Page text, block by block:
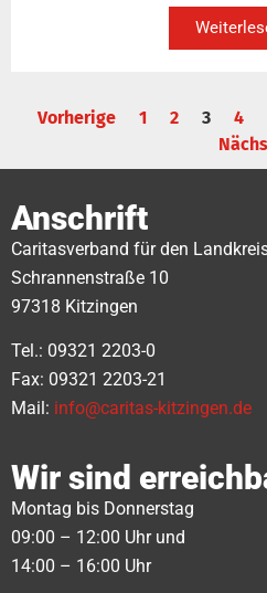
Vorherige 1 2 3 4
Anschrift
Caritasverband für den
Schrannenstraße 10
97318 Kitzingen
Tel.: 09321 2203-0
Fax: 09321 2203-21
Mail: info@caritas-kitzingen.de
Wir sind
Montag bis Donnerstag
09:00 – 12:00 Uhr und
14:00 – 16:00 Uhr